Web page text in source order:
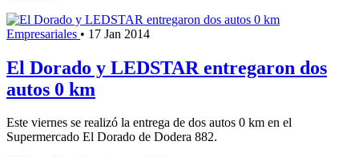
Empresariales • 17 Jan 2014
El Dorado y LEDSTAR entregaron dos
autos 0 km
Este viernes se realizó la entrega de dos autos 0 km en el
Supermercado El Dorado de Dodera 882.